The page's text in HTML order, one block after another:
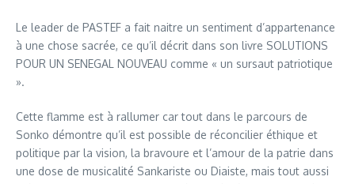
Le leader de PASTEF a fait naitre un sentiment d’appartenance
à une chose sacrée, ce qu’il décrit dans son livre SOLUTIONS
POUR UN SENEGAL NOUVEAU comme « un sursaut patriotique
».
Cette flamme est à rallumer car tout dans le parcours de
Sonko démontre qu’il est possible de réconcilier éthique et
politique par la vision, la bravoure et l’amour de la patrie dans
une dose de musicalité Sankariste ou Diaiste, mais tout aussi